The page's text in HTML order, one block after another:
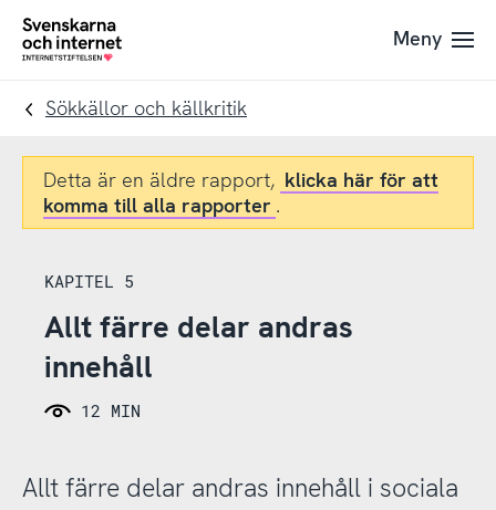
Till
navigation
Till
innehåll
To
Meny
Sökkällor och källkritik
Detta är en äldre rapport, klicka här för att
komma till alla rapporter .
KAPITEL 5
Allt färre delar andras
innehåll
12 MIN
Allt färre delar andras innehåll i sociala